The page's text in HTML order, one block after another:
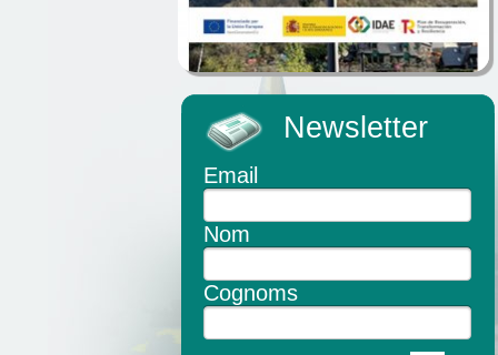
Newsletter
Email
Nom
Cognoms